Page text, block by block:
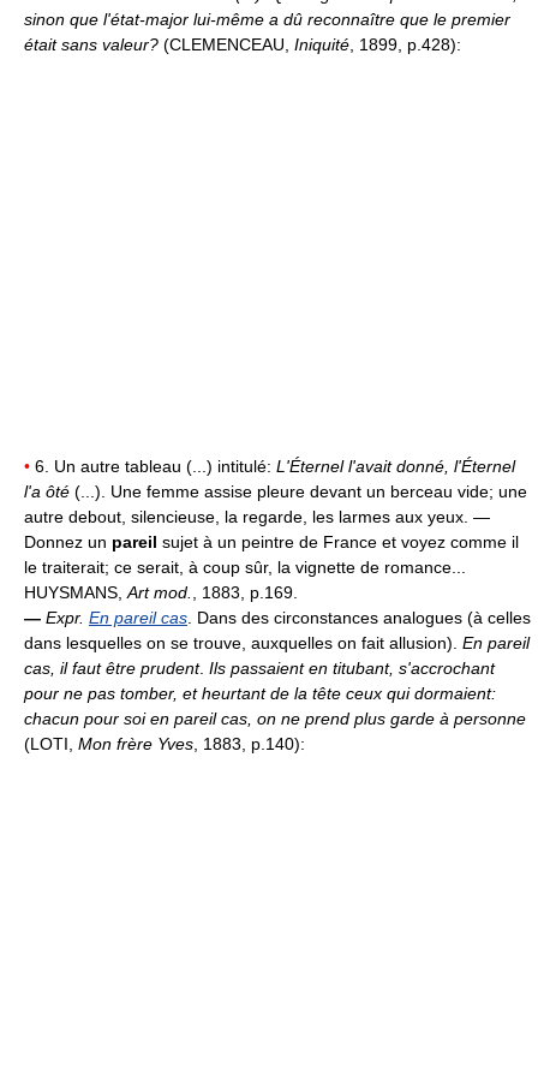
sinon que l'état-major lui-même a dû reconnaître que le premier
était sans valeur? (CLEMENCEAU, Iniquité , 1899, p.428):
• 6. Un autre tableau (...) intitulé: L'Éternel l'avait donné, l'Éternel
l'a ôté (...). Une femme assise pleure devant un berceau vide; une
autre debout, silencieuse, la regarde, les larmes aux yeux. —
Donnez un pareil sujet à un peintre de France et voyez comme il
le traiterait; ce serait, à coup sûr, la vignette de romance...
HUYSMANS, Art mod.
, 1883, p.169.
— Expr. En pareil cas . Dans des circonstances analogues (à celles
dans lesquelles on se trouve, auxquelles on fait allusion). En pareil
cas, il faut être prudent. Ils passaient en titubant, s'accrochant
pour ne pas tomber, et heurtant de la tête ceux qui dormaient:
chacun pour soi en pareil cas, on ne prend plus garde à personne
(LOTI, Mon frère Yves , 1883, p.140):